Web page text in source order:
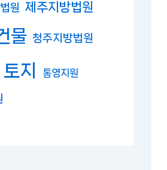
원 제주지방법원
물 청주지방법원
토지 통영지원